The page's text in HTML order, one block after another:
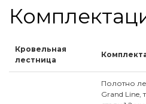
Кровельная
лестница
Полотно
Grand Line,